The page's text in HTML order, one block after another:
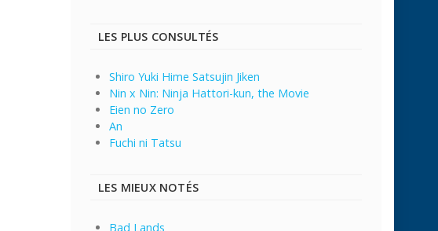
LES PLUS CONSULTÉS
Shiro Yuki Hime Satsujin Jiken
Nin x Nin: Ninja Hattori-kun, the Movie
Eien no Zero
An
Fuchi ni Tatsu
LES MIEUX NOTÉS
Bad Lands